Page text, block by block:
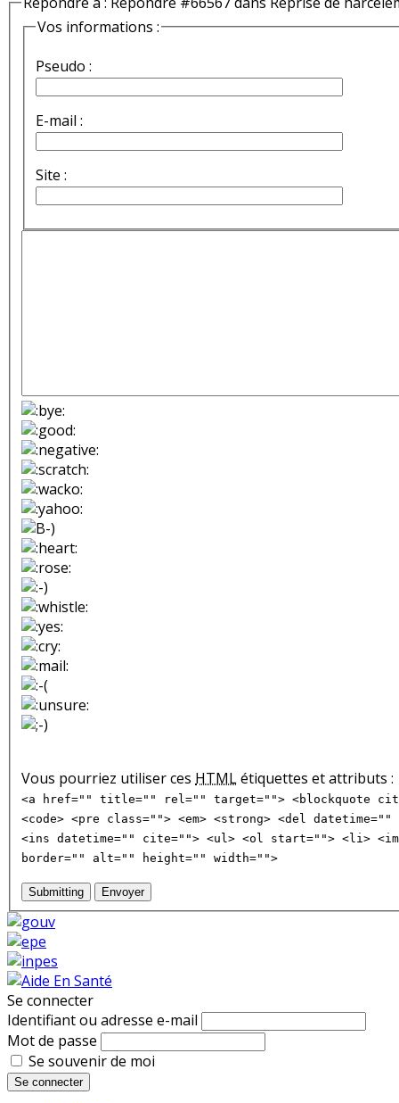
Vos informations :
Pseudo :
E-mail :
Site :
Vous pourriez utiliser ces HTMLétiquettes et attributs :
<a href="" title="" rel="" target=""> <blockquote
<code> <pre class=""> <em> <strong> <del
<ins datetime="" cite=""> <ul> <ol start=""> <li>
border="" alt="" height="" width="">
Submitting Envoyer
Se connecter
Identifiant ou adresse e-mail
Mot de passe
Se souvenir de moi
Se connecter